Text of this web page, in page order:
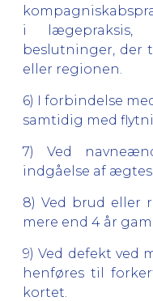
i
beslutninger, der
eller regionen.
6) I forbindelse
samtidig med
7) Ved
indgåelse af
8) Ved brud eller
mere end 4 år
9) Ved defekt ved
henføres til
kortet.